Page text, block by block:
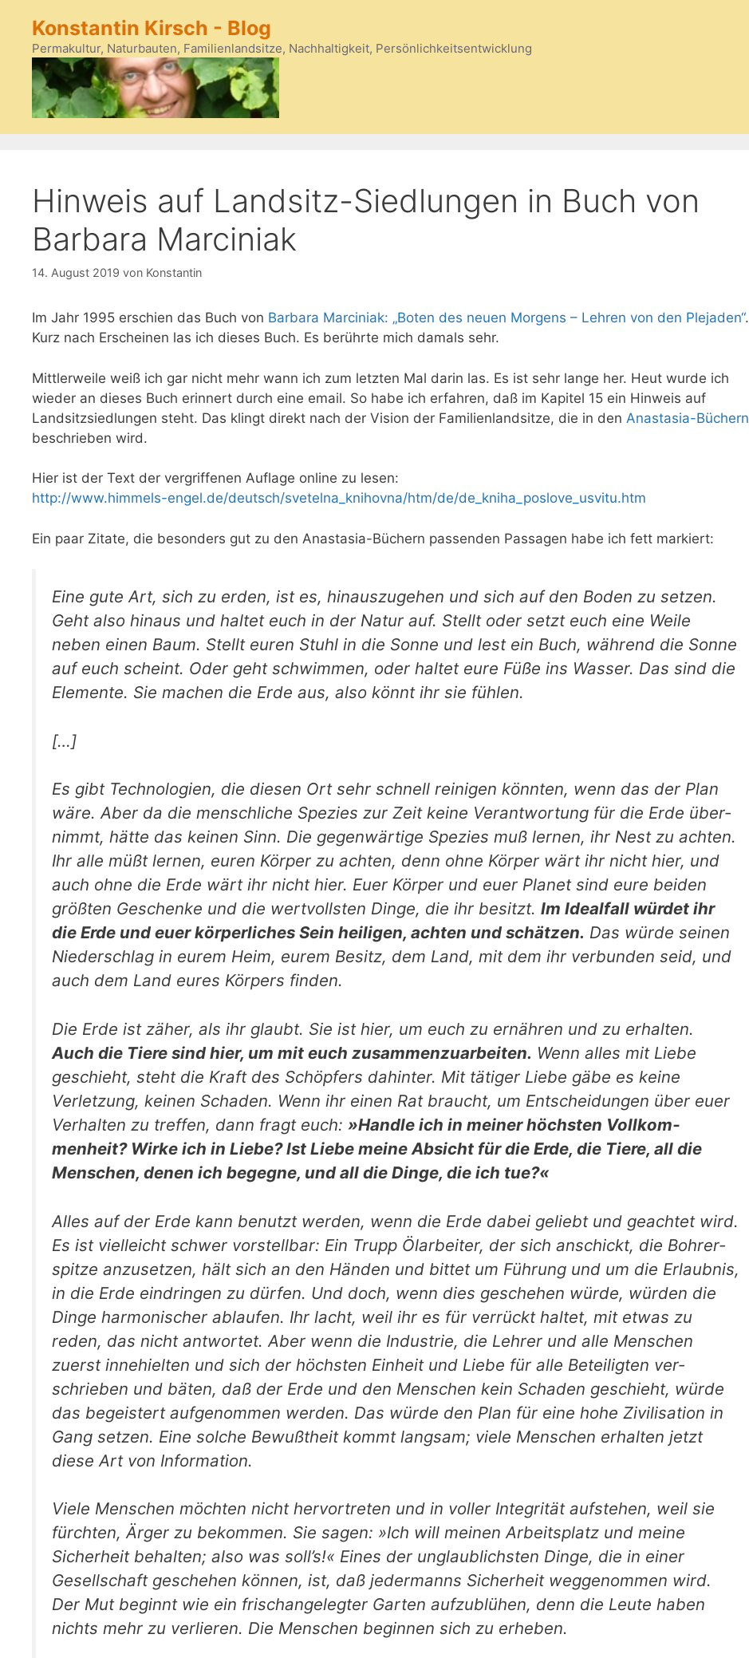
springen
Konstantin Kirsch - Blog
Permakultur, Naturbauten, Familienlandsitze, Nachhaltigkeit, Persönlichkeitsentwicklung
Hinweis auf Landsitz-Siedlungen in Buch von
Barbara Marciniak
14. August 2019 von Konstantin
Im Jahr 1995 erschien das Buch von Barbara Marciniak: „Boten des neuen Morgens – Lehren von den Plejaden“.
Kurz nach Erscheinen las ich dieses Buch. Es berührte mich damals sehr.
Mittlerweile weiß ich gar nicht mehr wann ich zum letzten Mal darin las. Es ist sehr lange her. Heut wurde ich
wieder an dieses Buch erinnert durch eine email. So habe ich erfahren, daß im Kapitel 15 ein Hinweis auf
Landsitzsiedlungen steht. Das klingt direkt nach der Vision der Familienlandsitze, die in den Anastasia-Büchern
beschrieben wird.
Hier ist der Text der vergriffenen Auflage online zu lesen:
http://www.himmels-engel.de/deutsch/svetelna_knihovna/htm/de/de_kniha_poslove_usvitu.htm
Ein paar Zitate, die besonders gut zu den Anastasia-Büchern passenden Passagen habe ich fett markiert:
Eine gute Art, sich zu erden, ist es, hinauszugehen und sich auf den Boden zu setzen.
Geht also hinaus und haltet euch in der Natur auf. Stellt oder setzt euch eine Weile
neben einen Baum. Stellt euren Stuhl in die Sonne und lest ein Buch, wäh­rend die Sonne
auf euch scheint. Oder geht schwimmen, oder haltet eure Füße ins Wasser. Das sind die
Elemente. Sie machen die Erde aus, also könnt ihr sie fühlen.
[…]
Es gibt Technologien, die diesen Ort sehr schnell reinigen könnten, wenn das der Plan
wäre. Aber da die menschliche Spezies zur Zeit keine Verantwortung für die Erde über­
nimmt, hätte das keinen Sinn. Die gegenwärtige Spezies muß lernen, ihr Nest zu achten.
Ihr alle müßt lernen, euren Körper zu achten, denn ohne Körper wärt ihr nicht hier, und
auch ohne die Erde wärt ihr nicht hier. Euer Körper und euer Pla­net sind eure beiden
größten Geschenke und die wertvollsten Dinge, die ihr besitzt. Im Idealfall würdet ihr
die Erde und euer körperliches Sein heiligen, achten und schätzen. Das würde seinen
Niederschlag in eurem Heim, eurem Besitz, dem Land, mit dem ihr verbunden seid, und
auch dem Land eures Körpers finden.
Die Erde ist zäher, als ihr glaubt. Sie ist hier, um euch zu ernähren und zu erhalten.
Auch die Tiere sind hier, um mit euch zusammenzuarbeiten. Wenn alles mit Liebe
geschieht, steht die Kraft des Schöpfers dahinter. Mit tätiger Liebe gäbe es keine
Verletzung, keinen Schaden. Wenn ihr einen Rat braucht, um Entscheidungen über euer
Verhalten zu treffen, dann fragt euch: »Handle ich in meiner höchsten Vollkom­
menheit? Wirke ich in Liebe? Ist Liebe meine Absicht für die Erde, die Tiere, all die
Menschen, denen ich begegne, und all die Dinge, die ich tue?«
Alles auf der Erde kann benutzt werden, wenn die Erde dabei geliebt und geachtet wird.
Es ist vielleicht schwer vor­stellbar: Ein Trupp Ölarbeiter, der sich anschickt, die Bohrer­
spitze anzusetzen, hält sich an den Händen und bittet um Füh­rung und um die Erlaubnis,
in die Erde eindringen zu dürfen. Und doch, wenn dies geschehen würde, würden die
Dinge harmonischer ablaufen. Ihr lacht, weil ihr es für verrückt hal­tet, mit etwas zu
reden, das nicht antwortet. Aber wenn die Industrie, die Lehrer und alle Menschen
zuerst innehielten und sich der höchsten Einheit und Liebe für alle Beteiligten ver­
schrieben und bäten, daß der Erde und den Menschen kein Schaden geschieht, würde
das begeistert aufgenommen wer­den. Das würde den Plan für eine hohe Zivilisation in
Gang setzen. Eine solche Bewußtheit kommt langsam; viele Men­schen erhalten jetzt
diese Art von Information.
Viele Menschen möchten nicht hervortreten und in voller Integrität aufstehen, weil sie
fürchten, Ärger zu bekommen. Sie sagen: »Ich will meinen Arbeitsplatz und meine
Sicherheit behalten; also was soll’s!« Eines der unglaublichsten Dinge, die in einer
Gesellschaft geschehen können, ist, daß jedermanns Sicherheit weggenommen wird.
Der Mut beginnt wie ein frischangelegter Garten aufzublühen, denn die Leute haben
nichts mehr zu verlieren. Die Menschen beginnen sich zu er­heben.